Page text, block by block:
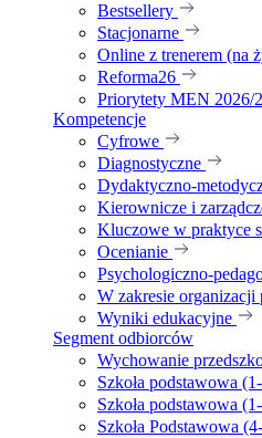
Bestsellery
Stacjonarne
Online z trenerem (na
Reforma26
Priorytety MEN 2026/
Kompetencje
Cyfrowe
Diagnostyczne
Dydaktyczno-
Kierownicze i
Kluczowe w praktyce
Ocenianie
Psychologiczno-
W zakresie organizacji
Wyniki edukacyjne
Segment odbiorców
Wychowanie
Szkoła podstawowa
Szkoła podstawowa
Szkoła Podstawowa